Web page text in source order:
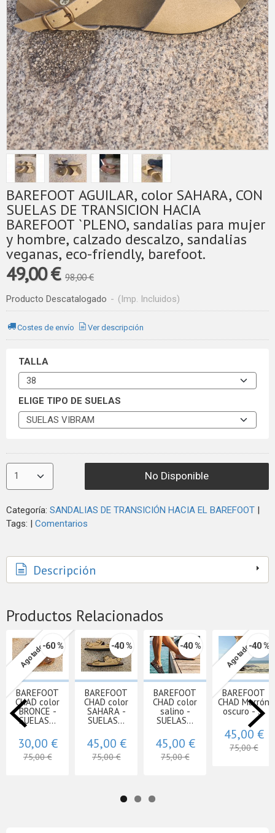
BAREFOOT AGUILAR, color SAHARA, CON
SUELAS DE TRANSICION HACIA
BAREFOOT `PLENO, sandalias para mujer
y hombre, calzado descalzo, sandalias
veganas, eco-friendly, barefoot.
49,00 € 98,00 €
Producto Descatalogado - (Imp. Incluidos)
Costes de envío Ver descripción
TALLA
ELIGE TIPO DE SUELAS
No Disponible
Categoría: SANDALIAS DE TRANSICIÓN HACIA EL BAREFOOT |
Tags: | Comentarios
Descripción
Productos Relacionados
Agotado-60 %
BAREFOOT
CHAD color
BRONCE -
SUELAS...
30,00 €
75,00 €
-40 %
BAREFOOT
CHAD color
SAHARA -
SUELAS...
45,00 €
75,00 €
-40 %
BAREFOOT
CHAD color
salino -
SUELAS...
45,00 €
75,00 €
Agotado-40 %
BAREFOOT
CHAD Marrón
oscuro - ...
45,00 €
75,00 €